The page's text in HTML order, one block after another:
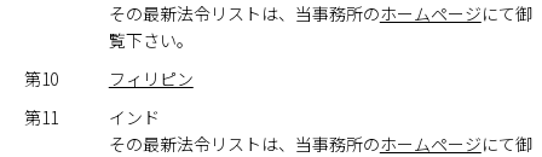
その最新法令リストは、当事務所のホームページにて御
覧下さい。
第10
フィリピン
第11
インド
その最新法令リストは、当事務所のホームページにて御